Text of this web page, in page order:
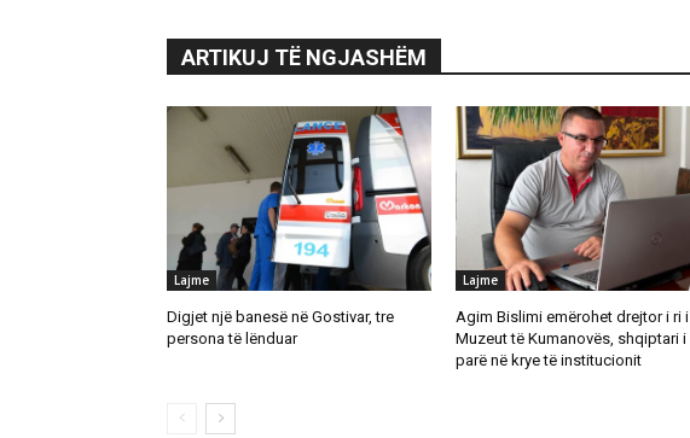
ARTIKUJ TË NGJASHËM
Lajme
Digjet një banesë në Gostivar, tre
persona të lënduar
Lajme
Agim Bislimi emërohet drejtor i ri i
Muzeut të Kumanovës, shqiptari i
parë në krye të institucionit